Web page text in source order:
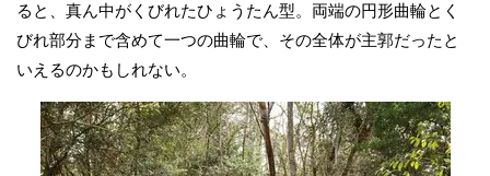
ると、真ん中がくびれたひょうたん型。両端の円形曲輪とく
びれ部分まで含めて一つの曲輪で、その全体が主郭だったと
いえるのかもしれない。